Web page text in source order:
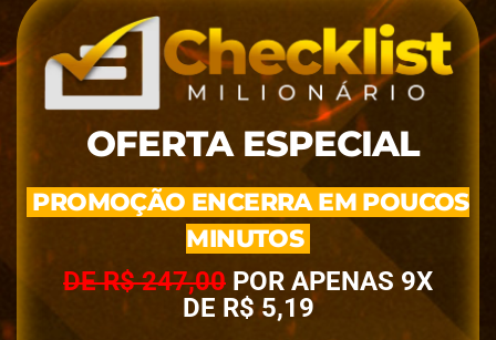
OFERTA ESPECIAL
PROMOÇÃO ENCERRA EM POUCOS
MINUTOS
DE R$ 247,00 POR APENAS 9X
DE R$ 5,19